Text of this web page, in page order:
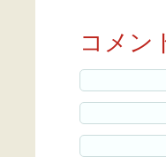
コメン